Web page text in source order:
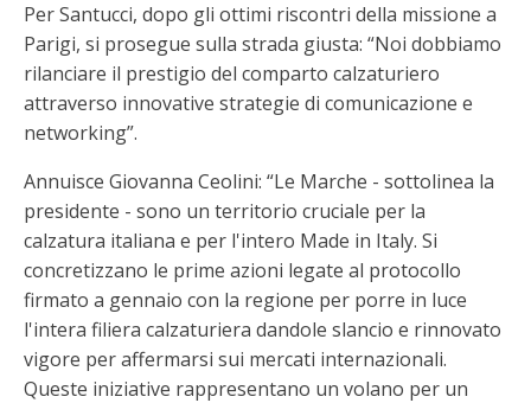
Per Santucci, dopo gli ottimi riscontri della missione a
Parigi, si prosegue sulla strada giusta: “Noi dobbiamo
rilanciare il prestigio del comparto calzaturiero
attraverso innovative strategie di comunicazione e
networking”.
Annuisce Giovanna Ceolini: “Le Marche - sottolinea la
presidente - sono un territorio cruciale per la
calzatura italiana e per l'intero Made in Italy. Si
concretizzano le prime azioni legate al protocollo
firmato a gennaio con la regione per porre in luce
l'intera filiera calzaturiera dandole slancio e rinnovato
vigore per affermarsi sui mercati internazionali.
Queste iniziative rappresentano un volano per un